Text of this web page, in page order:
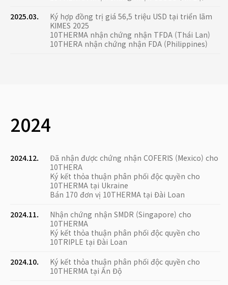
2025.03.
Ký hợp đồng trị giá 56,5 triệu USD tại triển lãm
KIMES 2025
10THERMA nhận chứng nhận TFDA (Thái Lan)
10THERA nhận chứng nhận FDA (Philippines)
2024
2024.12.
Đã nhận được chứng nhận COFERIS (Mexico) cho
10THERA
Ký kết thỏa thuận phân phối độc quyền cho
10THERMA tại Ukraine
Bán 170 đơn vị 10THERMA tại Đài Loan
2024.11.
Nhận chứng nhận SMDR (Singapore) cho
10THERMA
Ký kết thỏa thuận phân phối độc quyền cho
10TRIPLE tại Đài Loan
2024.10.
Ký kết thỏa thuận phân phối độc quyền cho
10THERMA tại Ấn Độ